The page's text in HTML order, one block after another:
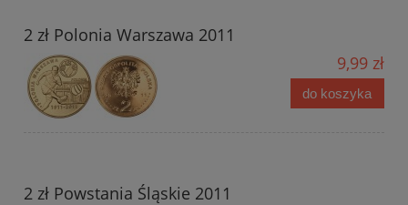
2 zł Polonia Warszawa 2011
9,99 zł
do koszyka
2 zł Powstania Śląskie 2011